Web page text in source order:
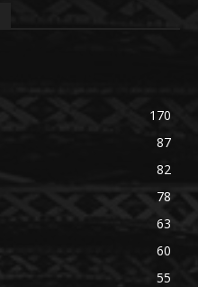
170
87
82
78
63
60
55